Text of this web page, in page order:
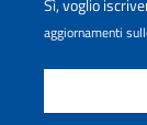
Sì, voglio
aggiornamenti